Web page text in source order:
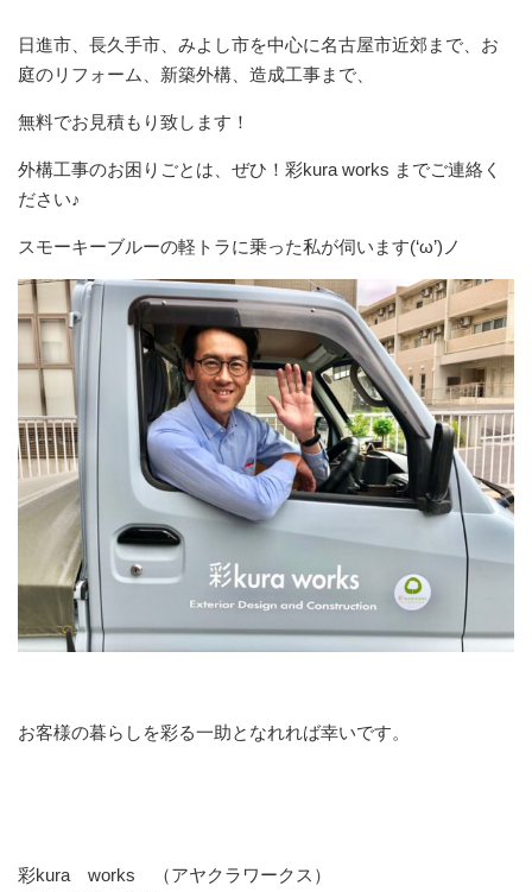
日進市、長久手市、みよし市を中心に名古屋市近郊まで、お
庭のリフォーム、新築外構、造成工事まで、
無料でお見積もり致します！
外構工事のお困りごとは、ぜひ！彩kura works までご連絡く
ださい♪
スモーキーブルーの軽トラに乗った私が伺います(‘ω’)ノ
お客様の暮らしを彩る一助となれれば幸いです。
彩kura works （アヤクラワークス）